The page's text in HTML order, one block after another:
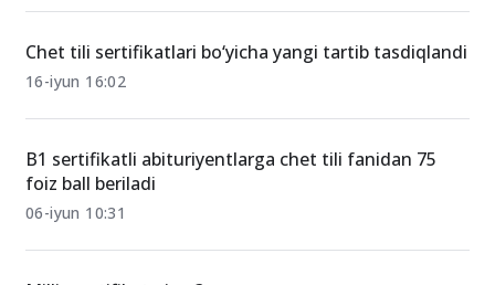
Chet tili sertifikatlari bo‘yicha yangi tartib tasdiqlandi
16-iyun 16:02
B1 sertifikatli abituriyentlarga chet tili fanidan 75
foiz ball beriladi
06-iyun 10:31